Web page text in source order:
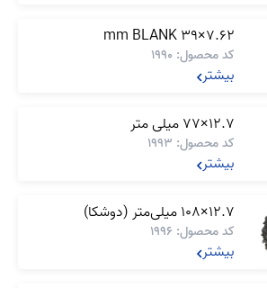
7.62×39 mm BLANK
کد محصول: 1990
بیشتر
12.7×77 میلی‌ متر
کد محصول: 1993
بیشتر
12.7×108 میلی‌متر (دوشکا)
کد محصول: 1996
بیشتر